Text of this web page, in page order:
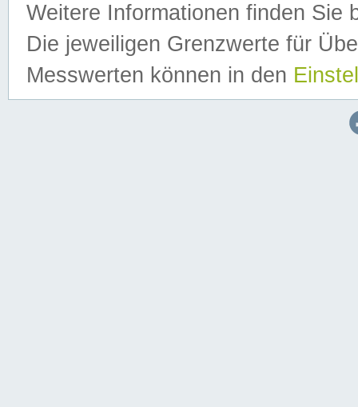
Weitere Informationen finden Sie
Die jeweiligen Grenzwerte für
Messwerten können in den